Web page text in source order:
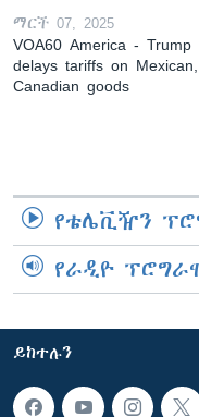
ማርች 07, 2025
VOA60 America - Trump
delays tariffs on Mexican,
Canadian goods
የቴሌቪዥን
የራዲዮ
ይከተሉን